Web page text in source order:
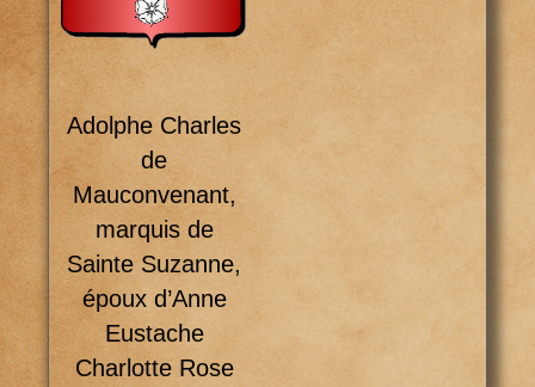
Adolphe Charles
de
Mauconvenant,
marquis de
Sainte Suzanne,
époux d’Anne
Eustache
Charlotte Rose